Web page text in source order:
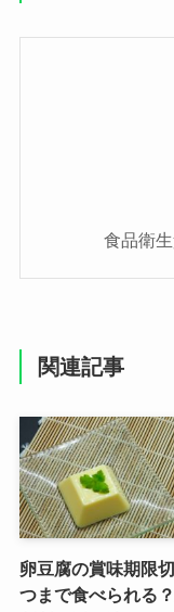
食品衛
関連記事
卵豆腐の賞味期限
つまで食べられる